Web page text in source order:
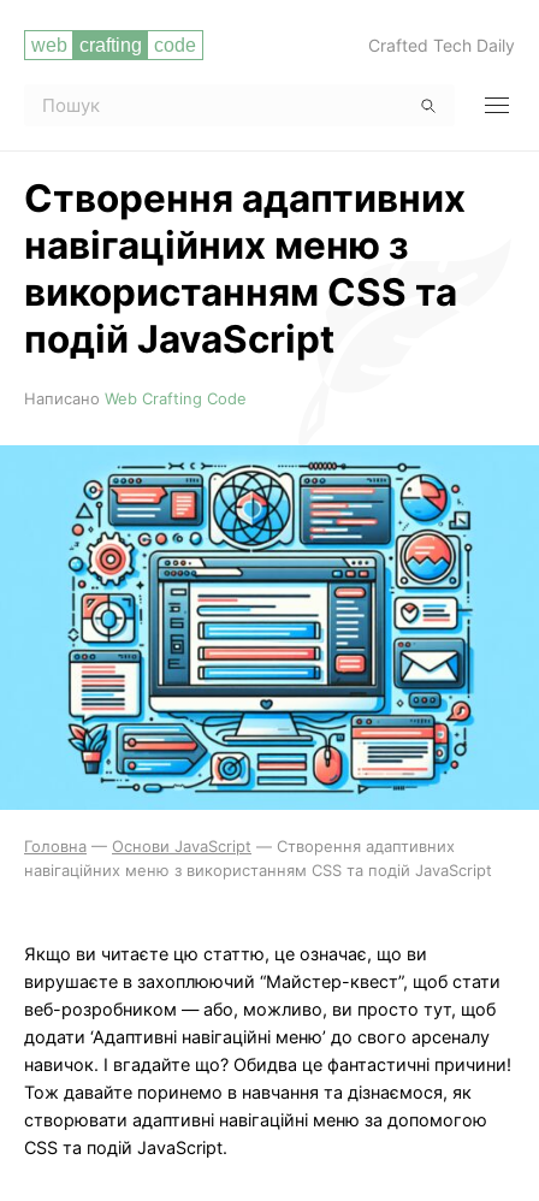
Crafted Tech Daily
Створення адаптивних
навігаційних меню з
використанням CSS та
подій JavaScript
Читати повністю
Написано Web Crafting Code
Головна — Основи JavaScript — Створення адаптивних
навігаційних меню з використанням CSS та подій JavaScript
Якщо ви читаєте цю статтю, це означає, що ви
вирушаєте в захоплюючий “Майстер-квест”, щоб стати
веб-розробником — або, можливо, ви просто тут, щоб
додати ‘Адаптивні навігаційні меню’ до свого арсеналу
навичок. І вгадайте що? Обидва це фантастичні причини!
Тож давайте поринемо в навчання та дізнаємося, як
створювати адаптивні навігаційні меню за допомогою
CSS та подій JavaScript.